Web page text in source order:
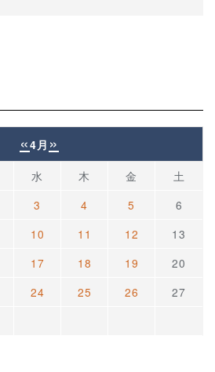
«4月 »
水 木 金
土
3 4 5
6
10 11 12
13
17 18 19
20
24 25 26
27